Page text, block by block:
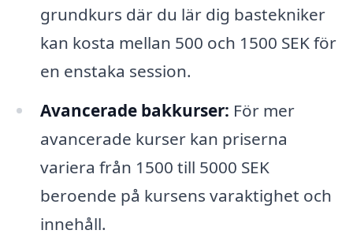
grundkurs där du lär dig bastekniker
kan kosta mellan 500 och 1500 SEK för
en enstaka session.
Avancerade bakkurser: För mer
avancerade kurser kan priserna
variera från 1500 till 5000 SEK
beroende på kursens varaktighet och
innehåll.